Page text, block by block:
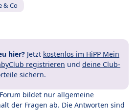
& Co
hier? Jetzt kostenlos im HiPP Mein
registrieren und deine Club-
sichern.
bildet nur allgemeine
der Fragen ab. Die Antworten sind